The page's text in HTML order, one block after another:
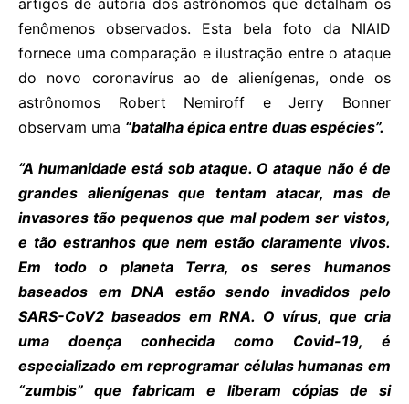
fenômenos observados. Esta bela foto da NIAID
fornece uma comparação e ilustração entre o ataque
do novo coronavírus ao de alienígenas, onde os
astrônomos Robert Nemiroff e Jerry Bonner
observam uma “batalha épica entre duas espécies”.
“A humanidade está sob ataque. O ataque não é de
grandes alienígenas que tentam atacar, mas de
invasores tão pequenos que mal podem ser vistos,
e tão estranhos que nem estão claramente vivos.
Em todo o planeta Terra, os seres humanos
baseados em DNA estão sendo invadidos pelo
SARS-CoV2 baseados em RNA. O vírus, que cria
uma doença conhecida como Covid-19, é
especializado em reprogramar células humanas em
“zumbis” que fabricam e liberam cópias de si